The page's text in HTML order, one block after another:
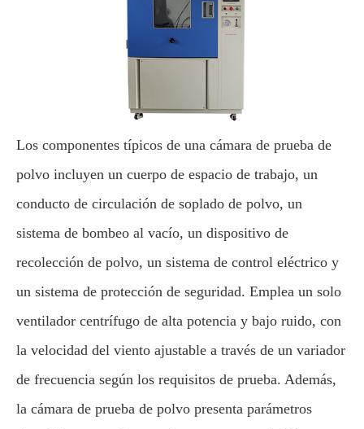
Los componentes típicos de una cámara de prueba de
polvo incluyen un cuerpo de espacio de trabajo, un
conducto de circulación de soplado de polvo, un
sistema de bombeo al vacío, un dispositivo de
recolección de polvo, un sistema de control eléctrico y
un sistema de protección de seguridad. Emplea un solo
ventilador centrífugo de alta potencia y bajo ruido, con
la velocidad del viento ajustable a través de un variador
de frecuencia según los requisitos de prueba. Además,
la cámara de prueba de polvo presenta parámetros